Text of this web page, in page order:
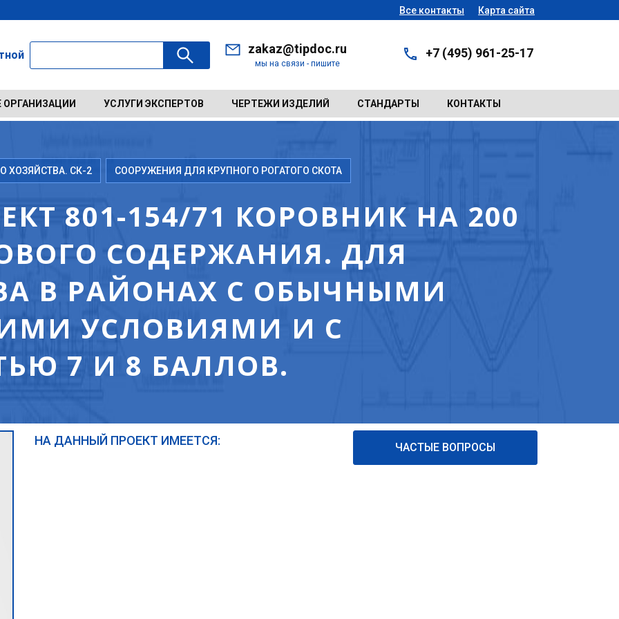
Все контакты Карта сайта
zakaz@tipdoc.ru
мы на связи - пишите
+7 (495) 961-25-17
ОРГАНИЗАЦИИ УСЛУГИ ЭКСПЕРТОВ ЧЕРТЕЖИ ИЗДЕЛИЙ СТАНДАРТЫ КОНТАКТЫ
ХОЗЯЙСТВА. СК-2 СООРУЖЕНИЯ ДЛЯ КРУПНОГО РОГАТОГО СКОТА
801-154/71 КОРОВНИК НА 200
СОДЕРЖАНИЯ. ДЛЯ
В РАЙОНАХ С ОБЫЧНЫМИ
УСЛОВИЯМИ И С
7 И 8 БАЛЛОВ.
НА ДАННЫЙ ПРОЕКТ ИМЕЕТСЯ: ЧАСТЫЕ ВОПРОСЫ